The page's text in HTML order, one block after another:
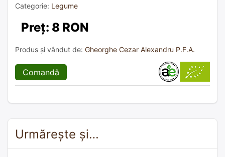
Categorie: Legume
Preț: 8 RON
Produs și vândut de: Gheorghe Cezar Alexandru P.F.A.
Comandă
Urmărește și…